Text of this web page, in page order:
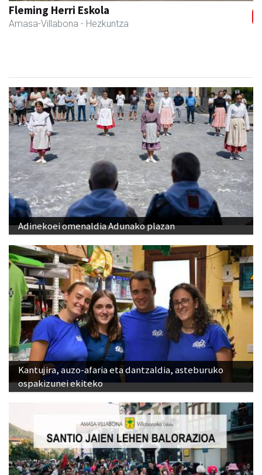
Fleming Herri Eskola
Amasa-Villabona - Hezkuntza
Adinekoei omenaldia Adunako plazan
Kantujira, auzo-afaria eta dantzaldia, asteburuko
ospakizunei ekiteko